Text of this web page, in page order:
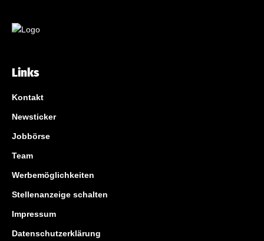
Links
Kontakt
Newsticker
Jobbörse
Team
Werbemöglichkeiten
Stellenanzeige schalten
Impressum
Datenschutzerklärung